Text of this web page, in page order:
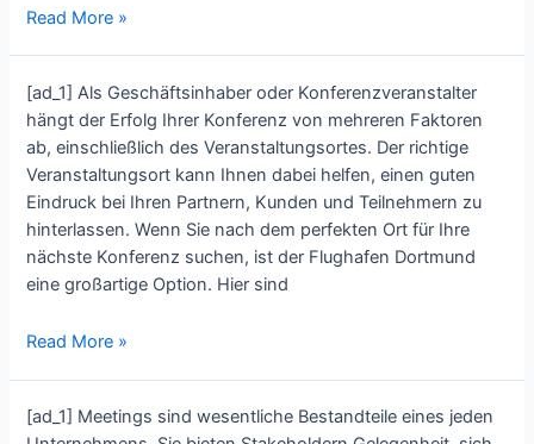
Flughafen
Unbeatable
Flughafen
Dortmund’s
Conference
Rooms
for
Your
Next
Event
Read More »
[ad_1] Als Geschäftsinhaber oder Konferenzveranstalter
hängt der Erfolg Ihrer Konferenz von mehreren Faktoren
ab, einschließlich des Veranstaltungsortes. Der richtige
Veranstaltungsort kann Ihnen dabei helfen, einen guten
Eindruck bei Ihren Partnern, Kunden und Teilnehmern zu
hinterlassen. Wenn Sie nach dem perfekten Ort für Ihre
nächste Konferenz suchen, ist der Flughafen Dortmund
eine großartige Option. Hier sind
Impress
Host
Read More »
[ad_1] Meetings sind wesentliche Bestandteile eines jeden